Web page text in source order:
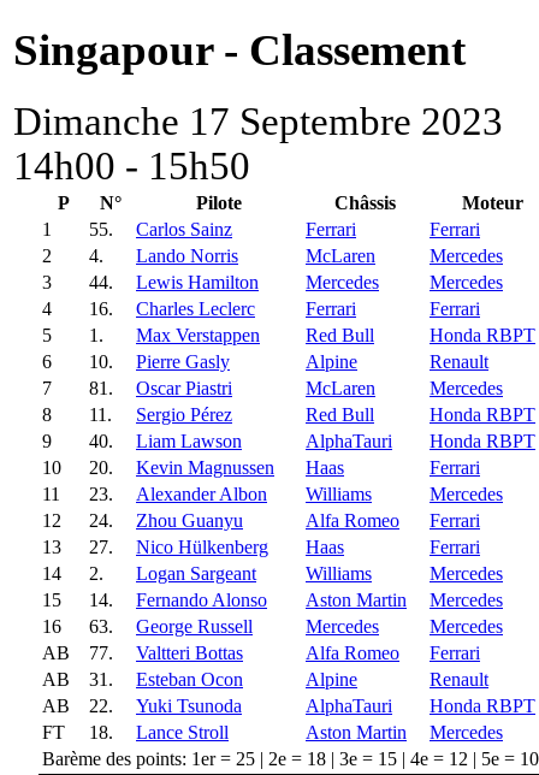
Singapour - Classement
Dimanche 17 Septembre 2023
14h00 - 15h50
P N° Pilote Châssis
Moteur
1
55. Carlos Sainz Ferrari
Ferrari
2
4. Lando Norris McLaren
Mercedes
3
44. Lewis Hamilton Mercedes
Mercedes
4
16. Charles Leclerc Ferrari
Ferrari
5
1. Max Verstappen Red Bull
Honda RBPT
6
10. Pierre Gasly Alpine
Renault
7
81. Oscar Piastri McLaren
Mercedes
8
11. Sergio Pérez Red Bull
Honda RBPT
9
40. Liam Lawson AlphaTauri
Honda RBPT
10
20. Kevin Magnussen Haas
Ferrari
11
23. Alexander Albon Williams
Mercedes
12
24. Zhou Guanyu Alfa Romeo
Ferrari
13
27. Nico Hülkenberg Haas
Ferrari
14
2. Logan Sargeant Williams
Mercedes
15
14. Fernando Alonso Aston Martin
Mercedes
16
63. George Russell Mercedes
Mercedes
AB
77. Valtteri Bottas Alfa Romeo
Ferrari
AB
31. Esteban Ocon Alpine
Renault
AB
22. Yuki Tsunoda AlphaTauri
Honda RBPT
FT
18. Lance Stroll Aston Martin
Mercedes
Barème des points: 1er = 25 | 2e = 18 | 3e = 15 | 4e = 12 | 5e =